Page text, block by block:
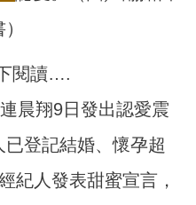
閱讀….
晨翔9日發出認愛震
登記結婚、懷孕超
紀人發表甜蜜宣言，